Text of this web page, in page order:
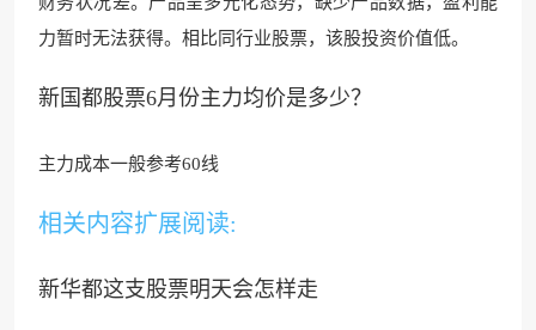
力暂时无法获得。相比同行业股票，该股投资价值低。
新国都股票6月份主力均价是多少？
主力成本一般参考60线
相关内容扩展阅读:
新华都这支股票明天会怎样走